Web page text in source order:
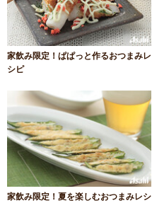
家飲み限定！ぱぱっと作るおつまみレ
シピ
家飲み限定！夏を楽しむおつまみレシ